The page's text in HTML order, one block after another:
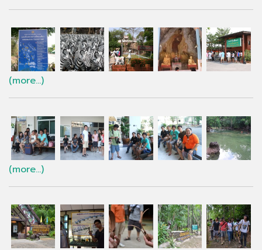
(more…)
(more…)